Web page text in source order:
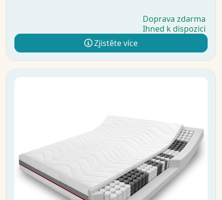
Doprava zdarma
Ihned k dispozici
Zjistěte více